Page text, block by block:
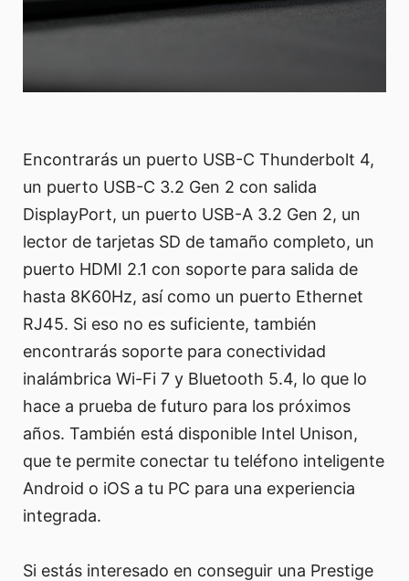
Encontrarás un puerto USB-C Thunderbolt 4,
un puerto USB-C 3.2 Gen 2 con salida
DisplayPort, un puerto USB-A 3.2 Gen 2, un
lector de tarjetas SD de tamaño completo, un
puerto HDMI 2.1 con soporte para salida de
hasta 8K60Hz, así como un puerto Ethernet
RJ45. Si eso no es suficiente, también
encontrarás soporte para conectividad
inalámbrica Wi-Fi 7 y Bluetooth 5.4, lo que lo
hace a prueba de futuro para los próximos
años. También está disponible Intel Unison,
que te permite conectar tu teléfono inteligente
Android o iOS a tu PC para una experiencia
integrada.
Si estás interesado en conseguir una Prestige